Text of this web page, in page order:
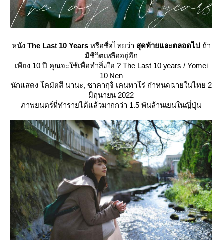
หนัง The Last 10 Yearsหรือชื่อไทยว่า สุดท้ายและตลอดไปถ้า
มีชีวิตเหลืออยู่อีก
เพียง 10 ปี คุณจะใช้เพื่อทำสิ่งใด ? The Last 10 years / Yomei
10 Nen
นักแสดง โคมัตสึ นานะ, ซาคากุจิ เคนทาโร่ กำหนดฉายในไทย 2
มิถุนายน 2022
ภาพยนตร์ที่ทำรายได้แล้วมากกว่า 1.5 พันล้านเยนในญี่ปุ่น